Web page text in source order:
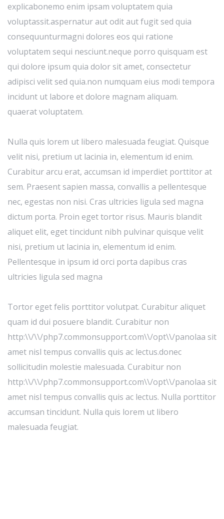
explicabonemo enim ipsam voluptatem quia
voluptassit.aspernatur aut odit aut fugit sed quia
consequunturmagni dolores eos qui ratione
voluptatem sequi nesciunt.neque porro quisquam est
qui dolore ipsum quia dolor sit amet, consectetur
adipisci velit sed quia.non numquam eius modi tempora
incidunt ut labore et dolore magnam aliquam.
quaerat voluptatem.
Nulla quis lorem ut libero malesuada feugiat. Quisque
velit nisi, pretium ut lacinia in, elementum id enim.
Curabitur arcu erat, accumsan id imperdiet porttitor at
sem. Praesent sapien massa, convallis a pellentesque
nec, egestas non nisi. Cras ultricies ligula sed magna
dictum porta. Proin eget tortor risus. Mauris blandit
aliquet elit, eget tincidunt nibh pulvinar quisque velit
nisi, pretium ut lacinia in, elementum id enim.
Pellentesque in ipsum id orci porta dapibus cras
ultricies ligula sed magna
Tortor eget felis porttitor volutpat. Curabitur aliquet
quam id dui posuere blandit. Curabitur non
http:\\/\\/php7.commonsupport.com\\/opt\\/panolaa sit
amet nisl tempus convallis quis ac lectus.donec
sollicitudin molestie malesuada. Curabitur non
http:\\/\\/php7.commonsupport.com\\/opt\\/panolaa sit
amet nisl tempus convallis quis ac lectus. Nulla porttitor
accumsan tincidunt. Nulla quis lorem ut libero
malesuada feugiat.